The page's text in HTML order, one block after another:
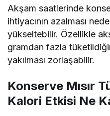
Akşam saatlerinde
ihtiyacının azalması
yükseltebilir. Özellikle
gramdan fazla
yakılması zorlaşabilir.
Konserve Mısır
Kalori Etkisi Ne